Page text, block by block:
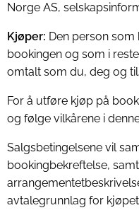
Norge AS,
Kjøper: Den person
bookingen og som i
omtalt som du, deg og
For å utføre kjøp på
og følge vilkårene i
Salgsbetingelsene vil
bookingbekreftelse,
avtalegrunnlag for